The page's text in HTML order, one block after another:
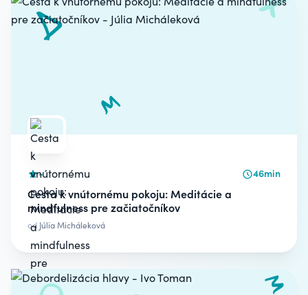
- 46min
Cesta k vnútornému pokoju: Meditácie a
mindfulness pre začiatočníkov
od Júlia Micháleková